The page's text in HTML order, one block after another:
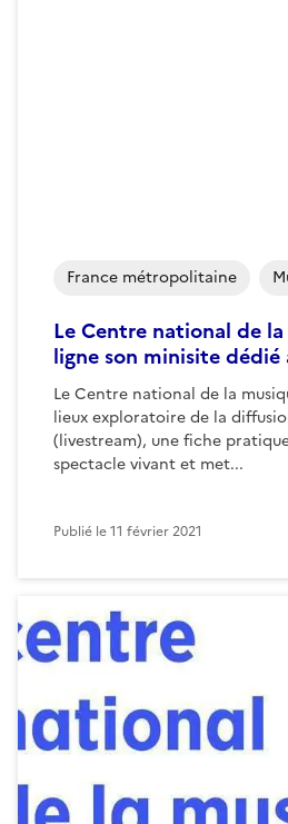
Le Centre national de
ligne son minisite dédié
Le Centre national de la
lieux exploratoire de la
(livestream), une fiche
spectacle vivant et met...
France métropolitaine
Publié le11 février 2021